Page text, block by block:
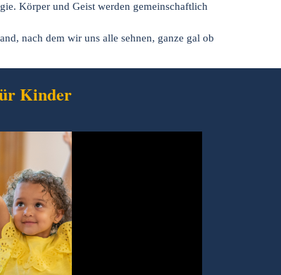
Körper und Geist werden gemeinschaftlich
nach dem wir uns alle sehnen, ganze gal ob
Kinder